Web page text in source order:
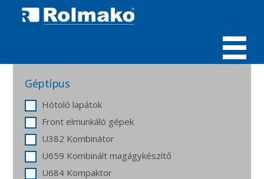
MENÜ
Géptípus
Hótoló lapátok
Front elmunkáló gépek
U382 Kombinátor
U659 Kombinált magágykészítő
U684 Kompaktor